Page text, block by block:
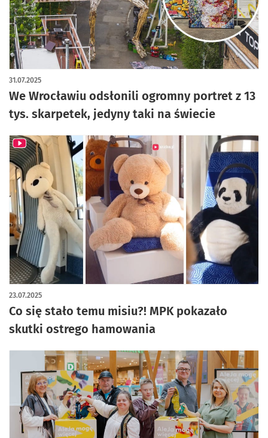
We Wrocławiu odsłonili ogromny portret z 13
tys. skarpetek, jedyny taki na świecie
31.07.2025
artykuł z galerią zdjęć
Co się stało temu misiu?! MPK pokazało
skutki ostrego hamowania
23.07.2025